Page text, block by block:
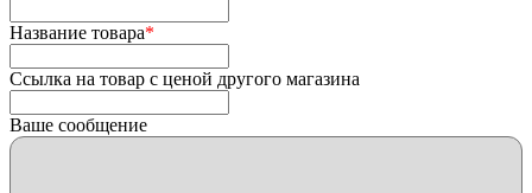
Название товара*
Ссылка на товар с ценой другого магазина
Ваше сообщение